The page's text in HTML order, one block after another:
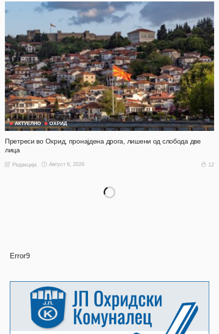
АКТУЕЛНО ОХРИД
Претреси во Охрид, пронајдена дрога, лишени од слобода две
лица
Редакција Август 6, 2026 12
Error9